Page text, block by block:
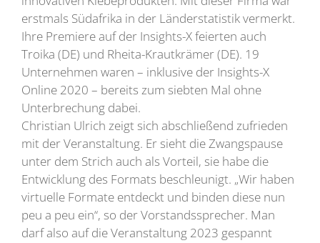
erstmals Südafrika in der Länderstatistik vermerkt.
Ihre Premiere auf der Insights-X feierten auch
Troika (DE) und Rheita-Krautkrämer (DE). 19
Unternehmen waren – inklusive der Insights-X
Online 2020 – bereits zum siebten Mal ohne
Unterbrechung dabei.
Christian Ulrich zeigt sich abschließend zufrieden
mit der Veranstaltung. Er sieht die Zwangspause
unter dem Strich auch als Vorteil, sie habe die
Entwicklung des Formats beschleunigt. „Wir haben
virtuelle Formate entdeckt und binden diese nun
peu a peu ein“, so der Vorstandssprecher. Man
darf also auf die Veranstaltung 2023 gespannt